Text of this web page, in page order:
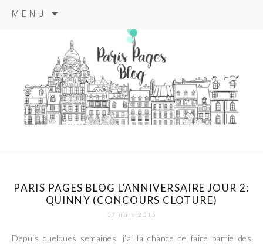
MENU
principal
paris pages
blog
PARIS PAGES BLOG L’ANNIVERSAIRE JOUR 2:
QUINNY (CONCOURS CLOTURE)
17 mars 2015
Depuis quelques semaines, j’ai la chance de faire partie des